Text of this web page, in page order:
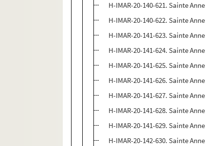
H-IMAR-20-140-621. Sainte Anne
H-IMAR-20-140-622. Sainte Anne
H-IMAR-20-141-623. Sainte Anne
H-IMAR-20-141-624. Sainte Anne
H-IMAR-20-141-625. Sainte Anne
H-IMAR-20-141-626. Sainte Anne
H-IMAR-20-141-627. Sainte Anne
H-IMAR-20-141-628. Sainte Anne
H-IMAR-20-141-629. Sainte Anne
H-IMAR-20-142-630. Sainte Anne